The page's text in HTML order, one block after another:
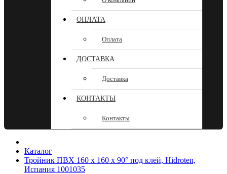
ОПЛАТА
Оплата
ДОСТАВКА
Доставка
КОНТАКТЫ
Контакты
Каталог
Тройник ПВХ 160 х 160 х 90° под клей, Hidroten,
Испания 1001035